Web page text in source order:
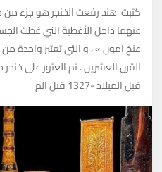
كتبت :هند رفعت الخنجر هو جزء
عنهما داخل الأغطية التي غطت
عنخ آمون » ، و التي تعتبر واحدة
قبل الميلاد -1327 قبل الم